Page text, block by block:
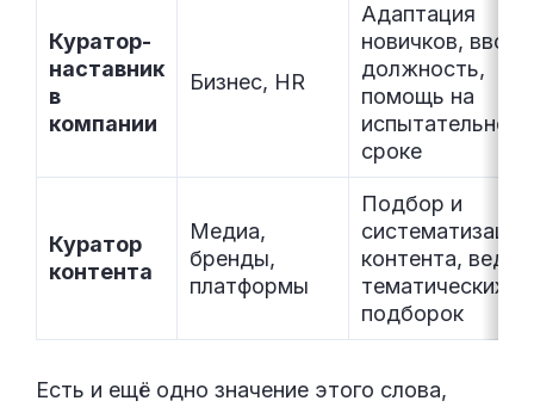
Куратор-
наставник
в
компании
Бизнес, HR
Адаптация
новичков, ввод
должность,
помощь на
испытательном
сроке
Куратор
контента
Медиа,
бренды,
платформы
Подбор и
систематизация
контента,
тематических
подборок
Есть и ещё одно значение этого слова,